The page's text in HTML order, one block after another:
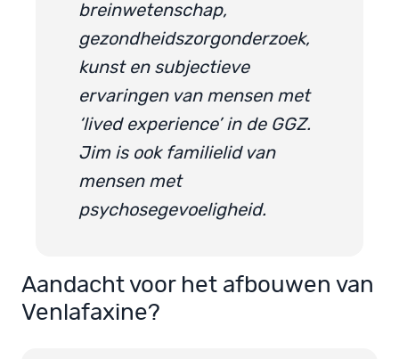
breinwetenschap,
gezondheidszorgonderzoek,
kunst en subjectieve
ervaringen van mensen met
‘lived experience’ in de GGZ.
Jim is ook familielid van
mensen met
psychosegevoeligheid.
Aandacht voor het afbouwen van
Venlafaxine?